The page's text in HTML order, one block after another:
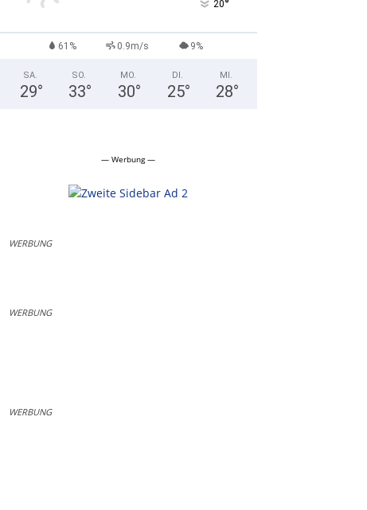
20°
61% 0.9m/s 9%
SA.
29°
SO.
33°
MO.
30°
DI.
25°
MI.
28°
— Werbung —
WERBUNG
WERBUNG
WERBUNG